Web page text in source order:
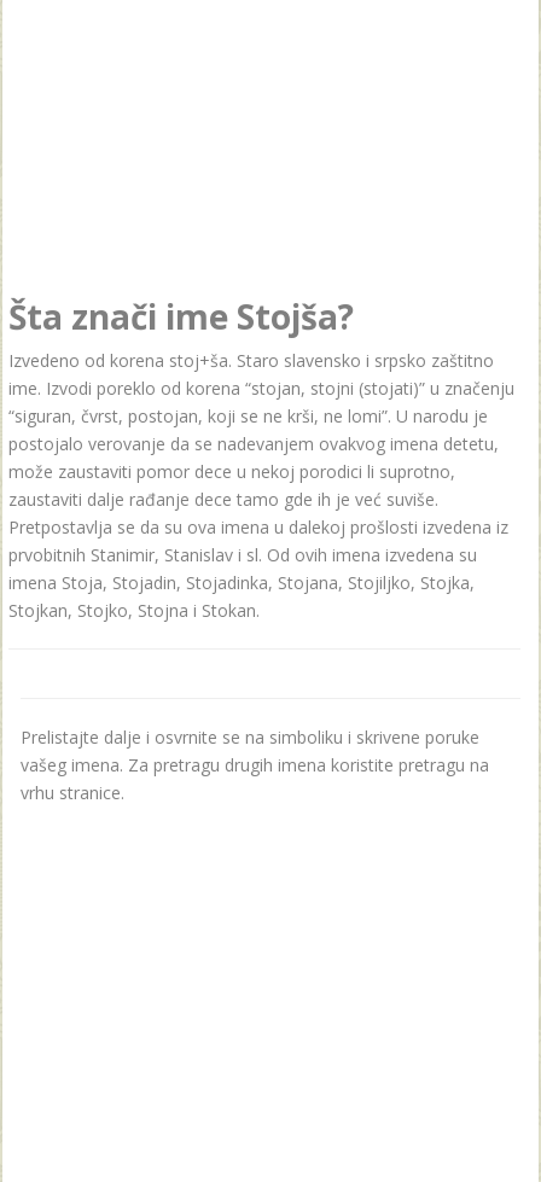
Šta znači ime Stojša?
Izvedeno od korenа stoj+šа. Staro slavensko i srpsko zaštitno
ime. Izvodi poreklo od korena “stojan, stojni (stojati)” u značenju
“siguran, čvrst, postojan, koji se ne krši, ne lomi”. U narodu je
postojalo verovanje da se nadevanjem ovakvog imena detetu,
može zaustaviti pomor dece u nekoj porodici li suprotno,
zaustaviti dalje rađanje dece tamo gde ih je već suviše.
Pretpostavlja se da su ova imena u dalekoj prošlosti izvedena iz
prvobitnih Stanimir, Stanislav i sl. Od ovih imena izvedena su
imena Stoja, Stojadin, Stojadinka, Stojana, Stojiljko, Stojka,
Stojkan, Stojko, Stojna i Stokan.
Prelistajte dalje i osvrnite se na simboliku i skrivene poruke
vašeg imena. Za pretragu drugih imena koristite pretragu na
vrhu stranice.